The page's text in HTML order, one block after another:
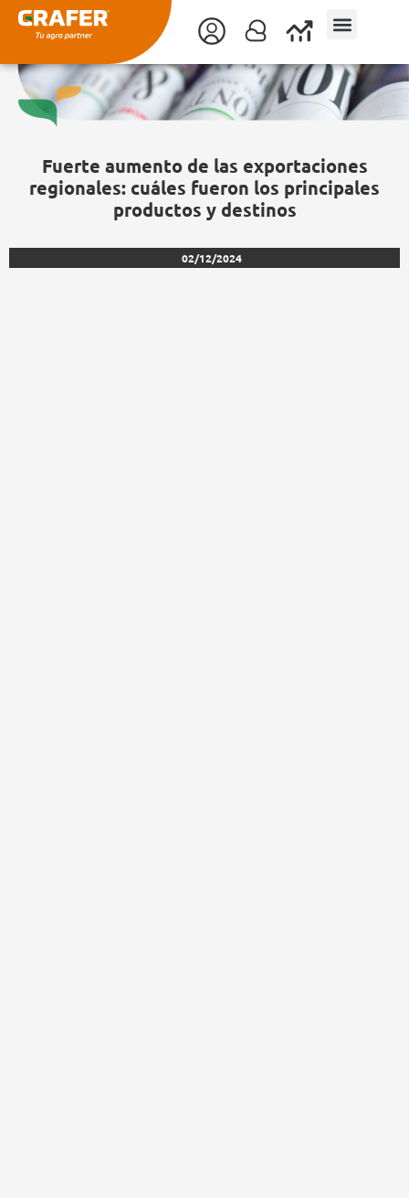
contenido
Fuerte aumento de las exportaciones
regionales: cuáles fueron los principales
productos y destinos
02/12/2024